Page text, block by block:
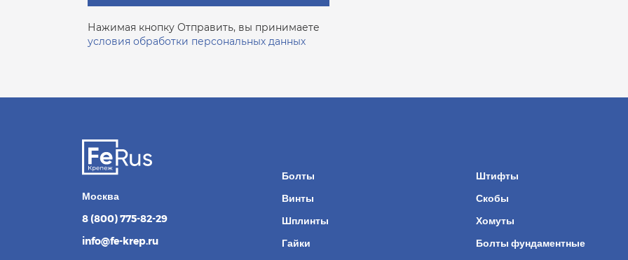
Нажимая кнопку Отправить, вы принимаете
условия обработки персональных данных
Москва
8 (800) 775-82-29
info@fe-krep.ru
Болты
Винты
Шплинты
Гайки
Штифты
Скобы
Хомуты
Болты фундаментные